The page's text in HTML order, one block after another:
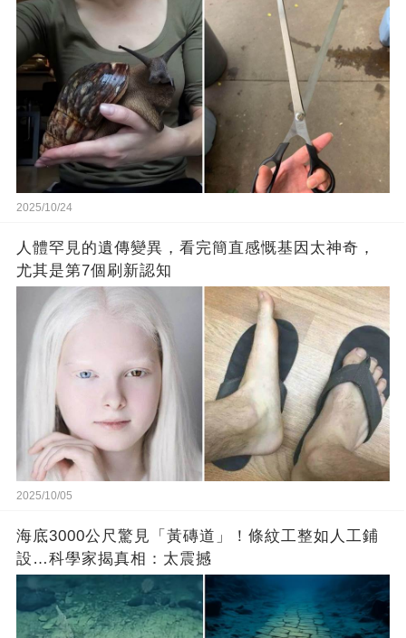
2025/10/24
人體罕見的遺傳變異，看完簡直感慨基因太神奇，
尤其是第7個刷新認知
2025/10/05
海底3000公尺驚見「黃磚道」！條紋工整如人工鋪
設…科學家揭真相：太震撼